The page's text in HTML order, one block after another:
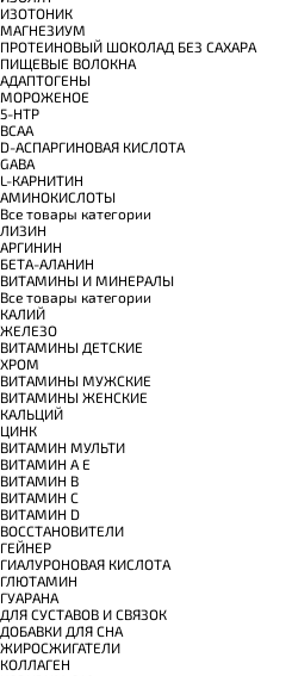
ИЗОТОНИК
МАГНЕЗИУМ
ПРОТЕИНОВЫЙ ШОКОЛАД БЕЗ САХАРА
ПИЩЕВЫЕ ВОЛОКНА
АДАПТОГЕНЫ
МОРОЖЕНОЕ
5-HTP
BCAA
D-АСПАРГИНОВАЯ КИСЛОТА
GABA
L-КАРНИТИН
АМИНОКИСЛОТЫ
Все товары категории
ЛИЗИН
АРГИНИН
БЕТА-АЛАНИН
ВИТАМИНЫ И МИНЕРАЛЫ
Все товары категории
КАЛИЙ
ЖЕЛЕЗО
ВИТАМИНЫ ДЕТСКИЕ
ХРОМ
ВИТАМИНЫ МУЖСКИЕ
ВИТАМИНЫ ЖЕНСКИЕ
КАЛЬЦИЙ
ЦИНК
ВИТАМИН МУЛЬТИ
ВИТАМИН A E
ВИТАМИН B
ВИТАМИН C
ВИТАМИН D
ВОССТАНОВИТЕЛИ
ГЕЙНЕР
ГИАЛУРОНОВАЯ КИСЛОТА
ГЛЮТАМИН
ГУАРАНА
ДЛЯ СУСТАВОВ И СВЯЗОК
ДОБАВКИ ДЛЯ СНА
ЖИРОСЖИГАТЕЛИ
КОЛЛАГЕН